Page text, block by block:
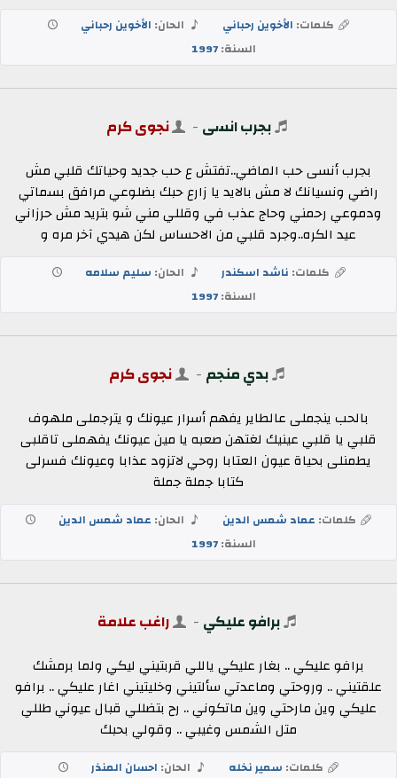
كلمات: الأخوين رحباني الحان: الأخوين رحباني
السنة:1997
بجرب انسى - نجوى كرم
بجرب أنسى حب الماضي..تفتش ع حب جديد وحياتك قلبي مش
راضي ونسيانك لا مش بالايد يا زارع حبك بضلوعي مرافق بسماتي
ودموعي رحمني وحاج عذب في وقللي مني شو بتريد مش حرزاني
عيد الكره..وجرد قلبي من الاحساس لكن هيدي آخر مره و
كلمات: ناشد اسكندر الحان: سليم سلامه
السنة:1997
بدي منجم - نجوى كرم
بالحب ينجملى عالطاير يفهم أسرار عيونك و يترجملى ملهوف
قلبي يا قلبي عينيك لغتهن صعبه يا مين عيونك يفهملى تاقلبى
يطمنلى بحياة عيون العتابا روحي لاتزود عذابا وعيونك فسرلى
كتابا جملة جملة
كلمات: عماد شمس الدين الحان: عماد شمس الدين
السنة:1997
برافو عليكي - راغب علامة
برافو عليكي .. بغار عليكي ياللي قربتيني ليكي ولما برمشك
علقتيني .. وروحتي وماعدتي سألتيني وخليتيني اغار عليكي .. برافو
عليكي وين مارحتي وين ماتكوني .. رح بتضللي قبال عيوني طللي
متل الشمس وغيبي .. وقولي بحبك
كلمات: سمير نخله الحان: احسان المنذر